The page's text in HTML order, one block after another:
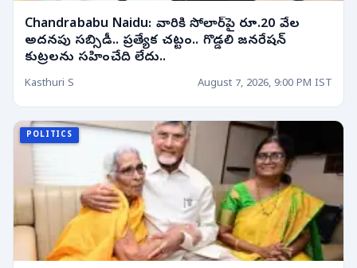
Chandrababu Naidu: వారికి సోలార్‌పై రూ.20 వేల
అదనపు సబ్సిడీ.. ప్రత్యేక చట్టం.. గొడ్డలి జనరేషన్
కుట్రలను సహించేది లేదు..
Kasthuri S August 7, 2026, 9:00 PM IST
POLITICS